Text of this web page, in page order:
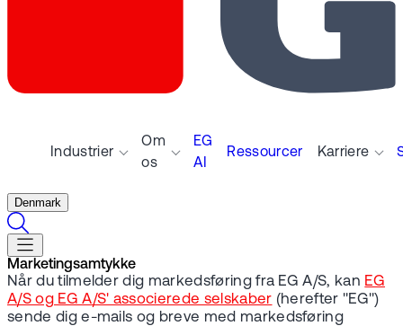
Industrier
Om
os
EG
AI
Ressourcer Karriere
Denmark
Marketingsamtykke
Når du tilmelder dig markedsføring fra EG A/S, kan EG
A/S og EG A/S' associerede selskaber (herefter "EG")
sende dig e-mails og breve med markedsføring